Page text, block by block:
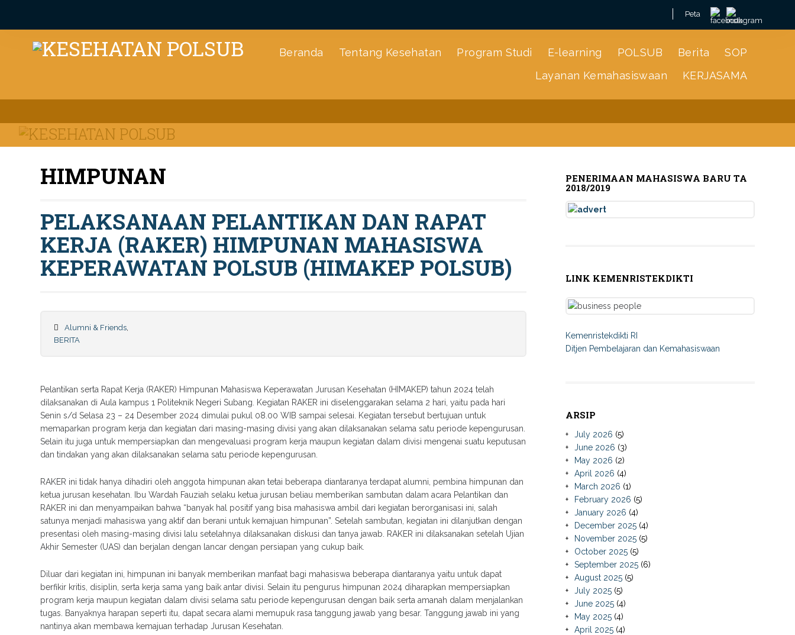
Peta
for:
Beranda Tentang Kesehatan Program Studi E-learning POLSUB Berita
SOP
Layanan Kemahasiswaan
KERJASAMA
HIMPUNAN
PELAKSANAAN PELANTIKAN DAN RAPAT
KERJA (RAKER) HIMPUNAN MAHASISWA
KEPERAWATAN POLSUB (HIMAKEP POLSUB)
Alumni & Friends,
BERITA
Pelantikan serta Rapat Kerja (RAKER) Himpunan Mahasiswa Keperawatan Jurusan Kesehatan (HIMAKEP) tahun 2024 telah
dilaksanakan di Aula kampus 1 Politeknik Negeri Subang. Kegiatan RAKER ini diselenggarakan selama 2 hari, yaitu pada hari
Senin s/d Selasa 23 – 24 Desember 2024 dimulai pukul 08.00 WIB sampai selesai. Kegiatan tersebut bertujuan untuk
memaparkan program kerja dan kegiatan dari masing-masing divisi yang akan dilaksanakan selama satu periode kepengurusan.
Selain itu juga untuk mempersiapkan dan mengevaluasi program kerja maupun kegiatan dalam divisi mengenai suatu keputusan
dan tindakan yang akan dilaksanakan selama satu periode kepengurusan.
RAKER ini tidak hanya dihadiri oleh anggota himpunan akan tetai beberapa diantaranya terdapat alumni, pembina himpunan dan
ketua jurusan kesehatan. Ibu Wardah Fauziah selaku ketua jurusan beliau memberikan sambutan dalam acara Pelantikan dan
RAKER ini dan menyampaikan bahwa “banyak hal positif yang bisa mahasiswa ambil dari kegiatan berorganisasi ini, salah
satunya menjadi mahasiswa yang aktif dan berani untuk kemajuan himpunan”. Setelah sambutan, kegiatan ini dilanjutkan dengan
presentasi oleh masing-masing divisi lalu setelahnya dilaksanakan diskusi dan tanya jawab. RAKER ini dilaksanakan setelah Ujian
Akhir Semester (UAS) dan berjalan dengan lancar dengan persiapan yang cukup baik.
Diluar dari kegiatan ini, himpunan ini banyak memberikan manfaat bagi mahasiswa beberapa diantaranya yaitu untuk dapat
berfikir kritis, disiplin, serta kerja sama yang baik antar divisi. Selain itu pengurus himpunan 2024 diharapkan mempersiapkan
program kerja maupun kegiatan dalam divisi selama satu periode kepengurusan dengan baik serta amanah dalam menjalankan
tugas. Banyaknya harapan seperti itu, dapat secara alami memupuk rasa tanggung jawab yang besar. Tanggung jawab ini yang
nantinya akan membawa kemajuan terhadap Jurusan Kesehatan.
PENERIMAAN MAHASISWA BARU TA
2018/2019
LINK KEMENRISTEKDIKTI
Kemenristekdikti RI
Ditjen Pembelajaran dan Kemahasiswaan
ARSIP
July 2026 (5)
June 2026 (3)
May 2026 (2)
April 2026 (4)
March 2026 (1)
February 2026 (5)
January 2026 (4)
December 2025 (4)
November 2025 (5)
October 2025 (5)
September 2025 (6)
August 2025 (5)
July 2025 (5)
June 2025 (4)
May 2025 (4)
April 2025 (4)